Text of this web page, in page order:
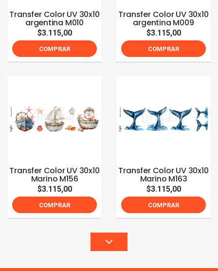
Transfer Color UV 30x10
argentina M010
$3.115,00
COMPRAR
Transfer Color UV 30x10
argentina M009
$3.115,00
COMPRAR
Transfer Color UV 30x10
Marino M156
$3.115,00
COMPRAR
Transfer Color UV 30x10
Marino M163
$3.115,00
COMPRAR